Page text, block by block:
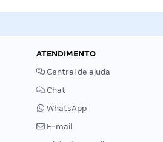
ATENDIMENTO
Central de ajuda
Chat
WhatsApp
E-mail